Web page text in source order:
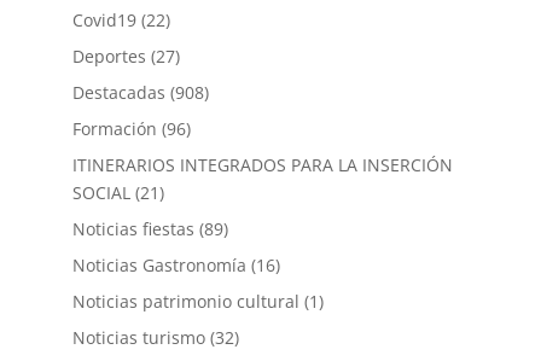
Covid19(22)
Deportes (27)
Destacadas (908)
Formación (96)
ITINERARIOS INTEGRADOS PARA LA INSERCIÓN
SOCIAL(21)
Noticias fiestas (89)
Noticias Gastronomía (16)
Noticias patrimonio cultural (1)
Noticias turismo(32)